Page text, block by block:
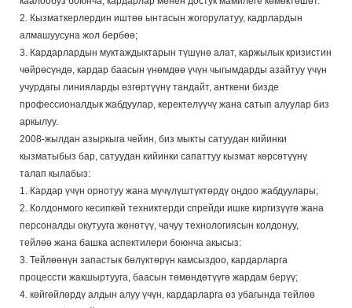
2. Кызматкерлердин иштөө ынтасын жогорулатуу, кадрлардын
алмашуусуна жол бербөө;
3. Кардарлардын муктаждыктарын түшүнө алат, каржылык кризистин
чөйрөсүндө, кардар баасын үнөмдөө үчүн чыгымдарды азайтуу үчүн
учурдагы линияларды өзгөртүүнү тандайт, анткени бизде
профессионалдык жабдуулар, керектелүүчү жана сатып алуулар биз
аркылуу.
2008-жылдан азыркыга чейин, биз мыкты сатуудан кийинки
кызматыбыз бар, сатуудан кийинки сапаттуу кызмат көрсөтүүнү
талап кылабыз:
1. Кардар үчүн орнотуу жана мүчүлүштүктөрдү оңдоо жабдуулары;
2. Колдонмого кесипкөй техниктерди спрейди ишке киргизүүгө жана
персоналды окутууга жөнөтүү, чачуу технологиясын колдонуу,
тейлөө жана башка аспектилери боюнча акысыз:
3. Тейлөөнүн запастык бөлүктөрүн камсыздоо, кардарларга
процессти жакшыртууга, баасын төмөндөтүүгө жардам берүү;
4. көйгөйлөрдү алдын алуу үчүн, кардарларга өз убагында тейлөө